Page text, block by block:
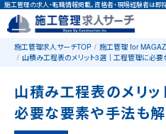
施工管理の求人・転職情報掲載。資格者・現場経験者は即
施工管理求人サーチTOP 施工管理 for
山積み工程表のメリット3選｜工程管理に必
山積み工程表のメリ
必要な要素や手法も